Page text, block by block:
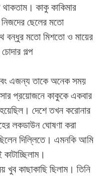
কাকু কাকিমার
ছেলের মতো
বন্ধুর মতো মিশতো ও মায়ের
গল্প
এজন্য তাকে অনেক সময়
প্রয়োজনে কাকুকে একবার
দেশে তখন করোনার
লকডাউন ঘোষণা করা
দিল্লিতে। এমনকি আমি
কাছাকাছি ছিলাম। তিনি